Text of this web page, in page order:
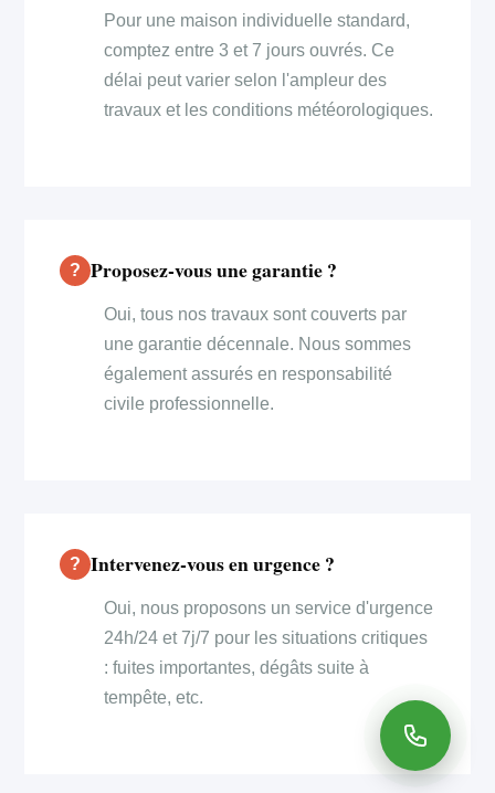
Pour une maison individuelle standard,
comptez entre 3 et 7 jours ouvrés. Ce
délai peut varier selon l'ampleur des
travaux et les conditions météorologiques.
Proposez-vous une garantie ?
Oui, tous nos travaux sont couverts par
une garantie décennale. Nous sommes
également assurés en responsabilité
civile professionnelle.
Intervenez-vous en urgence ?
Oui, nous proposons un service d'urgence
24h/24 et 7j/7 pour les situations critiques
: fuites importantes, dégâts suite à
tempête, etc.